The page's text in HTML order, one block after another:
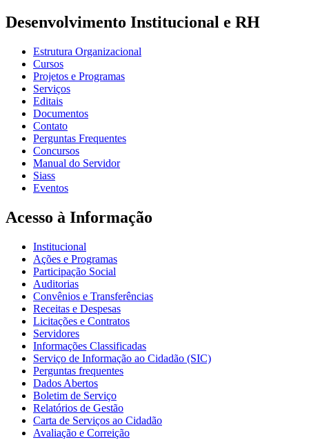
Desenvolvimento Institucional e RH
Estrutura Organizacional
Cursos
Projetos e Programas
Serviços
Editais
Documentos
Contato
Perguntas Frequentes
Concursos
Manual do Servidor
Siass
Eventos
Acesso à Informação
Institucional
Ações e Programas
Participação Social
Auditorias
Convênios e Transferências
Receitas e Despesas
Licitações e Contratos
Servidores
Informações Classificadas
Serviço de Informação ao Cidadão (SIC)
Perguntas frequentes
Dados Abertos
Boletim de Serviço
Relatórios de Gestão
Carta de Serviços ao Cidadão
Avaliação e Correição